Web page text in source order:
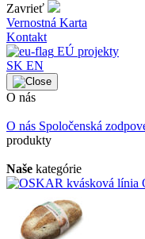
Zavrieť
Vernostná Karta
Kontakt
EÚ projekty
SK EN
O nás
O nás Spoločenská
produkty
Naše kategórie